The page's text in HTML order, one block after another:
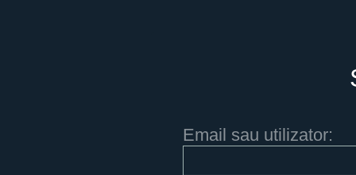
Email sau utilizator: